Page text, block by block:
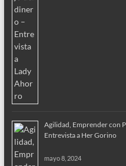
Agilidad, Emprender con
Entrevista a Her Gorino
mayo 8, 2024